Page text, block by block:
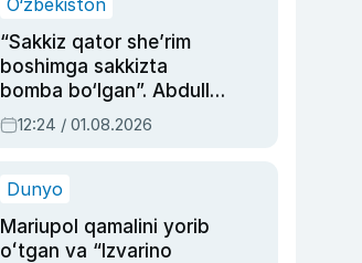
O‘zbekiston
“Sakkiz qator she’rim
boshimga sakkizta
bomba bo‘lgan”. Abdulla
Oripovni siyosiy
ayblovlardan asrab
12:24 / 01.08.2026
Dunyo
Mariupol qamalini yorib
oʻtgan va “Izvarino